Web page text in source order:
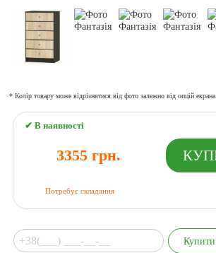
* Колір товару може відрізнятися від фото залежно від опцій екрана.
✔ В наявності
3355 грн.
Потребує складання